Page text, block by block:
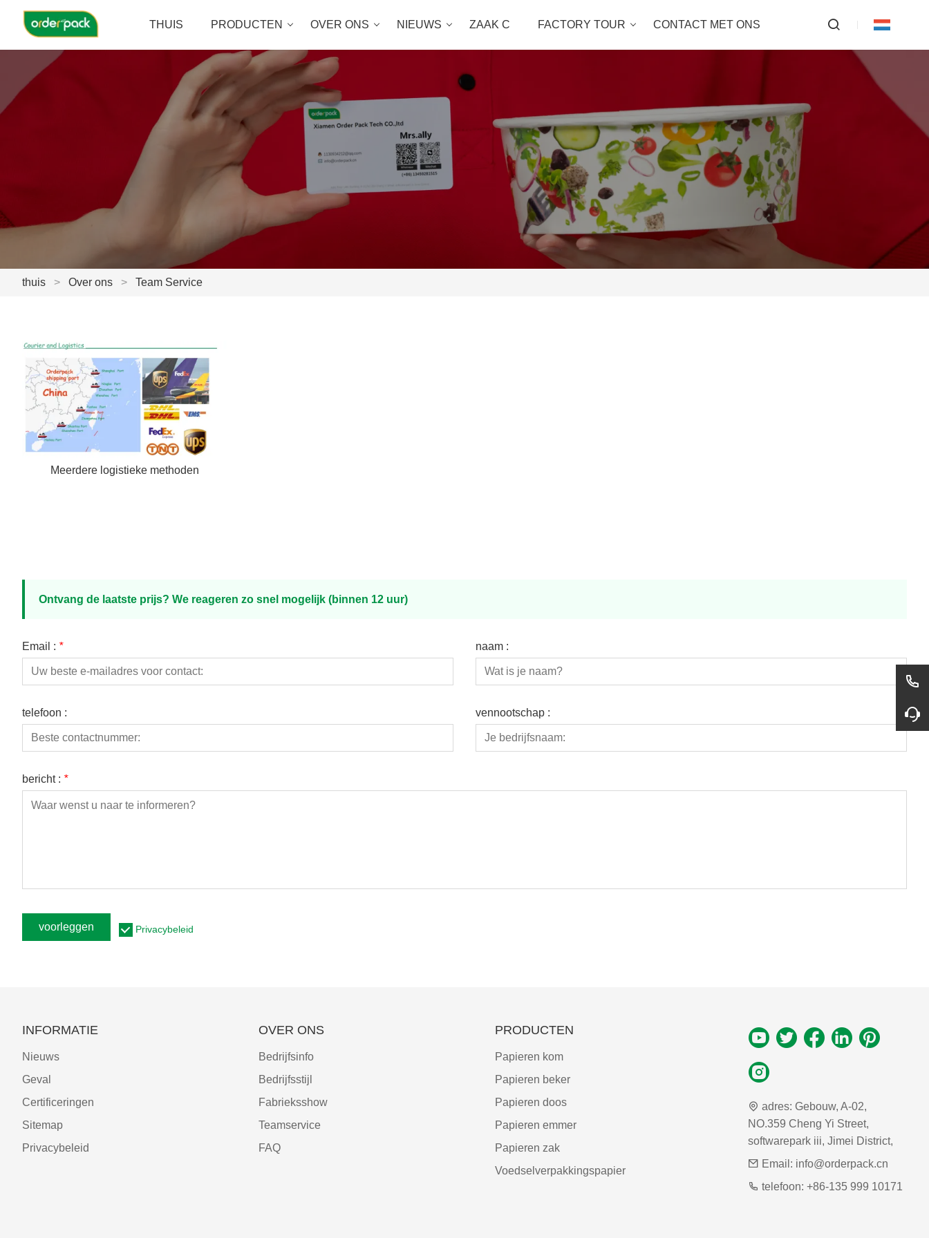
THUIS PRODUCTEN OVER ONS NIEUWS ZAAK C FACTORY TOUR CONTACT MET ONS
thuis > Over ons > Team Service
Meerdere logistieke methoden
Ontvang de laatste prijs? We reageren zo snel mogelijk (binnen 12 uur)
Email : * naam :
telefoon : vennootschap :
bericht : *
voorleggen Privacybeleid
INFORMATIE
Nieuws
Geval
Certificeringen
Sitemap
Privacybeleid
OVER ONS
Bedrijfsinfo
Bedrijfsstijl
Fabrieksshow
Teamservice
FAQ
PRODUCTEN
Papieren kom
Papieren beker
Papieren doos
Papieren emmer
Papieren zak
Voedselverpakkingspapier
adres: Gebouw, A-02,
NO.359 Cheng Yi Street,
softwarepark iii, Jimei District,
Email: info@orderpack.cn
telefoon: +86-135 999 10171